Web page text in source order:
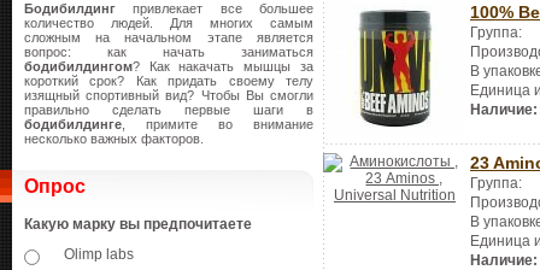
Бодибилдинг привлекает все большее
количество людей. Для многих самым
сложным на начальном этапе является
вопрос: как начать заниматься
бодибилдингом? Как накачать мышцы за
короткий срок? Как придать своему телу
изящный спортивный вид? Чтобы Вы смогли
правильно сделать первые шаги в
бодибилдинге , примите во внимание
несколько важных факторов.
Опрос
Какую марку вы предпочитаете
Olimp labs
100%
Группа:
В
Единица
Наличие:
23
Группа:
В
Единица
Наличие: